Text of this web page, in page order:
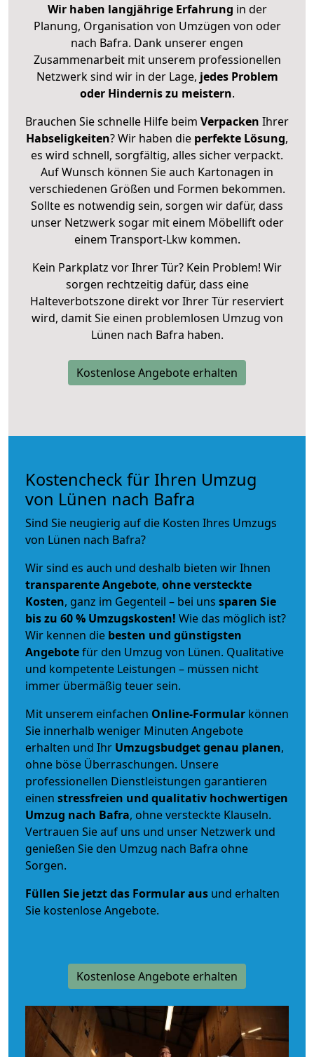
Wir haben langjährige Erfahrung in der
Planung, Organisation von Umzügen von oder
nach Bafra. Dank unserer engen
Zusammenarbeit mit unserem professionellen
Netzwerk sind wir in der Lage, jedes Problem
oder Hindernis zu meistern.
Brauchen Sie schnelle Hilfe beim Verpacken Ihrer
Habseligkeiten? Wir haben die perfekte Lösung,
es wird schnell, sorgfältig, alles sicher verpackt.
Auf Wunsch können Sie auch Kartonagen in
verschiedenen Größen und Formen bekommen.
Sollte es notwendig sein, sorgen wir dafür, dass
unser Netzwerk sogar mit einem Möbellift oder
einem Transport-Lkw kommen.
Kein Parkplatz vor Ihrer Tür? Kein Problem! Wir
sorgen rechtzeitig dafür, dass eine
Halteverbotszone direkt vor Ihrer Tür reserviert
wird, damit Sie einen problemlosen Umzug von
Lünen nach Bafra haben.
Kostenlose Angebote erhalten
Kostencheck für Ihren Umzug
von Lünen nach Bafra
Sind Sie neugierig auf die Kosten Ihres Umzugs
von Lünen nach Bafra?
Wir sind es auch und deshalb bieten wir Ihnen
transparente Angebote, ohne versteckte
Kosten, ganz im Gegenteil – bei uns sparen Sie
bis zu 60 % Umzugskosten! Wie das möglich ist?
Wir kennen die besten und günstigsten
Angebotefür den Umzug von Lünen. Qualitative
und kompetente Leistungen – müssen nicht
immer übermäßig teuer sein.
Mit unserem einfachen Online-Formular können
Sie innerhalb weniger Minuten Angebote
erhalten und Ihr Umzugsbudgetgenau planen,
ohne böse Überraschungen. Unsere
professionellen Dienstleistungen garantieren
einen stressfreien und qualitativ hochwertigen
Umzug nach Bafra, ohne versteckte Klauseln.
Vertrauen Sie auf uns und unser Netzwerk und
genießen Sie den Umzug nach Bafra ohne
Sorgen.
Füllen Sie jetzt das Formular aus und erhalten
Sie kostenlose Angebote.
Kostenlose Angebote erhalten